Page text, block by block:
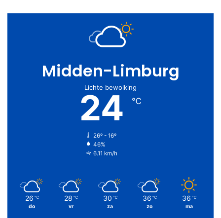
Midden-Limburg
Lichte bewolking
24 ℃
26º - 16º
46%
6.11 km/h
26 ℃
do
28 ℃
vr
30 ℃
za
36 ℃
zo
36 ℃
ma